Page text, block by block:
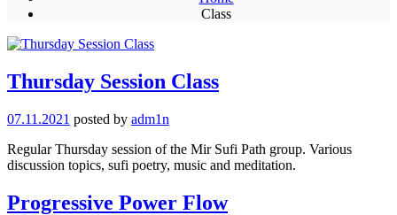
Class
Thursday Session Class
07.11.2021 posted by adm1n
Regular Thursday session of the Mir Sufi Path group. Various
discussion topics, sufi poetry, music and meditation.
Progressive Power Flow